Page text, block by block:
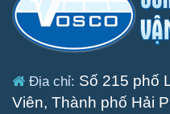
Địa chỉ: Số 215 phố
Viên, Thành phố Hải